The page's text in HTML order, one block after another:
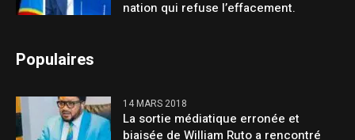
nation qui refuse l’effacement.
Populaires
14 MARS 2018
La sortie médiatique erronée et
biaisée de William Ruto a rencontré